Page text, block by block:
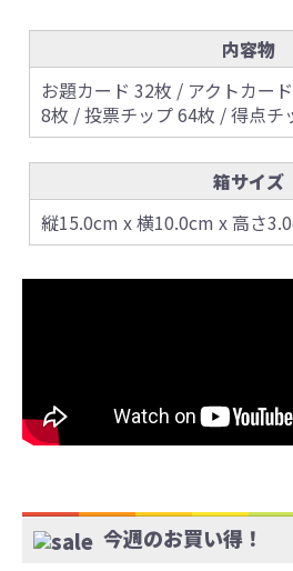
内容物
お題カード 32枚 / アクトカー
8枚 / 投票チップ 64枚 / 得点チ
箱サイズ
縦15.0cm x 横10.0cm x 高さ
今週のお買い得！